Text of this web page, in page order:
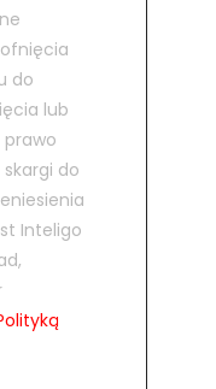
do
lub
do
Inteligo